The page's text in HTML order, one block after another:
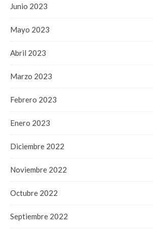
Junio 2023
Mayo 2023
Abril 2023
Marzo 2023
Febrero 2023
Enero 2023
Diciembre 2022
Noviembre 2022
Octubre 2022
Septiembre 2022